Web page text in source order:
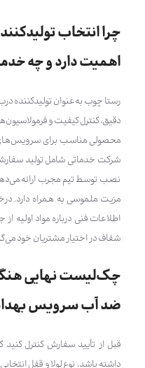
چرا انتخاب
اهمیت دارد و چه
رستا چوب به‌عنوان تولیدکننده
دقیق، کنترل کیفیت و
محصولی مناسب برای
شرکت خدماتی شامل تولید
نصب توسط تیم مجرب ارائه
مزیت ملموسی به همراه دارد.
اطلاعات فنی درباره مواد
شفاف در اختیار مشتریان خود
چک‌لیست نهایی
ضد آب سرویس
قبل از تأیید سفارش کنترل
داشته باشد، نوع لولا و قفل